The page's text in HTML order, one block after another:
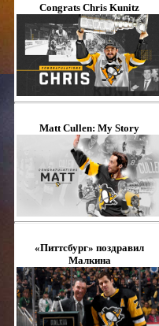
Congrats Chris Kunitz
Matt Cullen: My Story
«Питтсбург» поздравил
Малкина